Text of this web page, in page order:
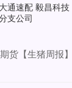
大通速配 毅昌科
支公司
货【生猪周报